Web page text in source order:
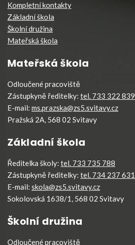
Kompletní kontakty
Základní škola
Školní družina
Mateřská škola
Mateřská škola
Odloučené pracoviště
Zástupkyně ředitelky: tel. 733 322 839
E-mail: ms.prazska@zs5.svitavy.cz
Pražská 2A, 568 02 Svitavy
Základní škola
Ředitelka školy: tel. 733 735 788
Zástupkyně ředitelky: tel. 734 237 631
E-mail: skola@zs5.svitavy.cz
Sokolovská 1638/1, 568 02 Svitavy
Školní družina
Odloučené pracoviště